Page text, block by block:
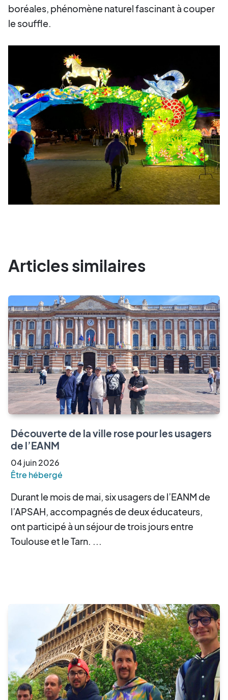
boréales, phénomène naturel fascinant à couper
le souffle.
Articles similaires
Découverte de la ville rose pour les usagers
de l’EANM
04juin2026
Être hébergé
Durant le mois de mai, six usagers de l’EANM de
l’APSAH, accompagnés de deux éducateurs,
ont participé à un séjour de trois jours entre
Toulouse et le Tarn. ...